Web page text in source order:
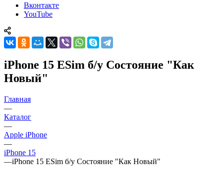
Вконтакте
YouTube
iPhone 15 ESim б/у Состояние "Как
Новый"
Главная
—
Каталог
—
Apple iPhone
—
iPhone 15
—iPhone 15 ESim б/у Состояние "Как Новый"